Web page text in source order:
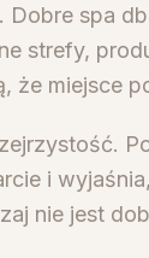
Dobre spa
strefy,
że miejsce
i
nie jest